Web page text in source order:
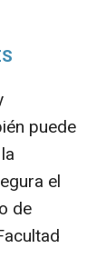
puede
el
de